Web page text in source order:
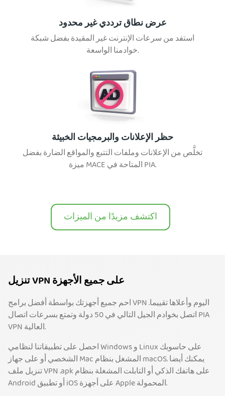
عرض نطاق ترددي غير محدود
استفد من سرعات الإنترنت غير المقيدة بفضل شبكة
خوادمنا الواسعة.
حظر الإعلانات والبرمجيات الخبيثة
تخلَّص من الإعلانات وملفات التتبع والمواقع الضارة بفضل
ميزة MACE المتاحة في PIA.
اكتشف مزيدًا من الميزات
تنزيل VPN على جميع الأجهزة
احم جميع أجهزتك بواسطة أفضل برامج VPN اليوم وأعلاها تقييما.
اتصل بخوادم الجيل التالي في 50 دولة وتمتع بسرعات اتصال PIA
VPN العالية.
احصل على تطبيقاتنا لنظامي Windows و Linux على حاسوبك
الشخصي أو على جهاز Mac المشغل بنظام macOS. يمكنك أيضا
تنزيل ملف VPN .apk على هاتفك الذكي أو التابلت المشغلة بنظام
Android أو تطبيق iOS على أجهزة Apple المحمولة.